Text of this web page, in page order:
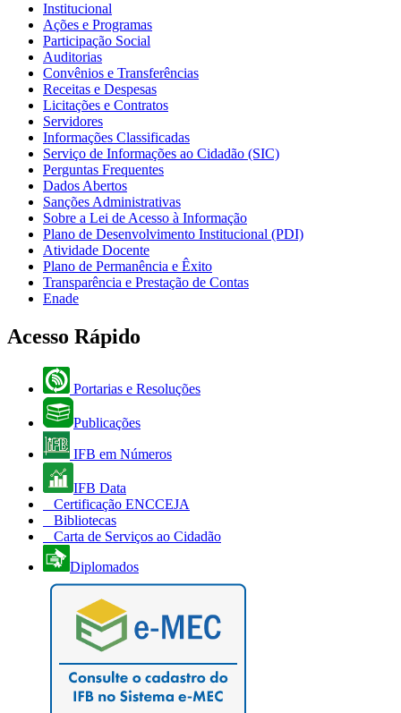
Institucional
Ações e Programas
Participação Social
Auditorias
Convênios e Transferências
Receitas e Despesas
Licitações e Contratos
Servidores
Informações Classificadas
Serviço de Informações ao Cidadão (SIC)
Perguntas Frequentes
Dados Abertos
Sanções Administrativas
Sobre a Lei de Acesso à Informação
Plano de Desenvolvimento Institucional (PDI)
Atividade Docente
Plano de Permanência e Êxito
Transparência e Prestação de Contas
Enade
Acesso Rápido
Portarias e Resoluções
Publicações
IFB em Números
IFB Data
Certificação ENCCEJA
Bibliotecas
Carta de Serviços ao Cidadão
Diplomados